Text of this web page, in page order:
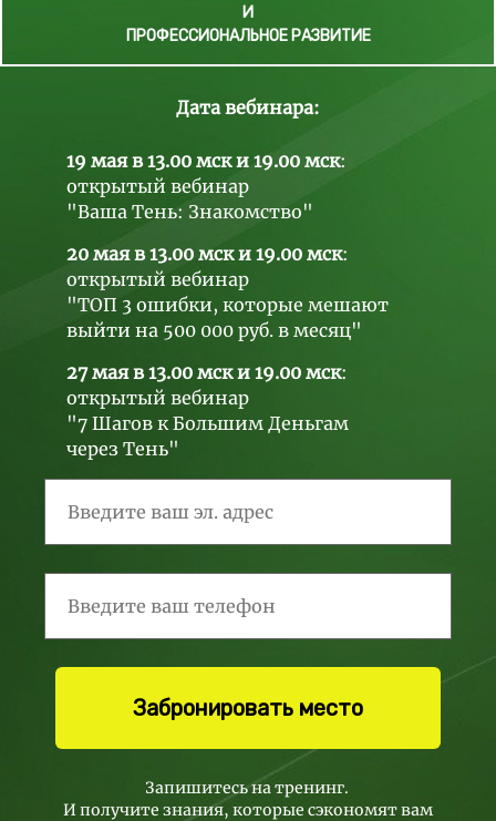
И
ПРОФЕССИОНАЛЬНОЕ РАЗВИТИЕ
Дата вебинара:
19 мая в 13.00 мск и 19.00 мск:
открытый вебинар
"Ваша Тень: Знакомство"
20 мая в 13.00 мск и 19.00 мск:
открытый вебинар
"ТОП 3 ошибки, которые мешают
выйти на 500 000 руб. в месяц"
27 мая в 13.00 мск и 19.00 мск:
открытый вебинар
"7 Шагов к Большим Деньгам
через Тень"
Забронировать место
Запишитесь на тренинг.
И получите знания, которые сэкономят вам